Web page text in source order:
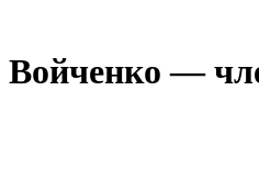
Войченко —